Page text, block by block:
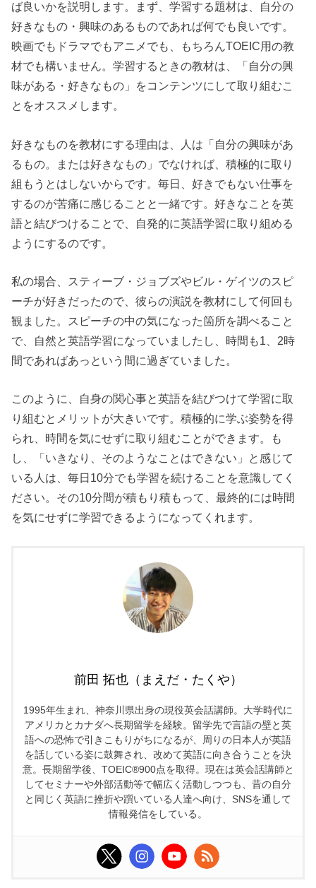
ば良いかを説明します。まず、学習する題材は、自分の
好きなもの・興味のあるものであれば何でも良いです。
映画でもドラマでもアニメでも、もちろんTOEIC用の教
材でも構いません。学習するときの教材は、「自分の興
味がある・好きなもの」をコンテンツにして取り組むこ
とをオススメします。
好きなものを教材にする理由は、人は「自分の興味があ
るもの。または好きなもの」でなければ、積極的に取り
組もうとはしないからです。毎日、好きでもない仕事を
するのが苦痛に感じることと一緒です。好きなことを英
語と結びつけることで、自発的に英語学習に取り組める
ようにするのです。
私の場合、スティーブ・ジョブズやビル・ゲイツのスピ
ーチが好きだったので、彼らの演説を教材にして何回も
観ました。スピーチの中の気になった箇所を調べること
で、自然と英語学習になっていましたし、時間も1、2時
間であればあっという間に過ぎていました。
このように、自身の関心事と英語を結びつけて学習に取
り組むとメリットが大きいです。積極的に学ぶ姿勢を得
られ、時間を気にせずに取り組むことができます。も
し、「いきなり、そのようなことはできない」と感じて
いる人は、毎日10分でも学習を続けることを意識してく
ださい。その10分間が積もり積もって、最終的には時間
を気にせずに学習できるようになってくれます。
前田 拓也（まえだ・たくや）
1995年生まれ、神奈川県出身の現役英会話講師。大学時代に
アメリカとカナダへ長期留学を経験。留学先で言語の壁と英
語への恐怖で引きこもりがちになるが、周りの日本人が英語
を話している姿に鼓舞され、改めて英語に向き合うことを決
意。長期留学後、TOEIC®900点を取得。現在は英会話講師と
してセミナーや外部活動等で幅広く活動しつつも、昔の自分
と同じく英語に挫折や躓いている人達へ向け、SNSを通して
情報発信をしている。